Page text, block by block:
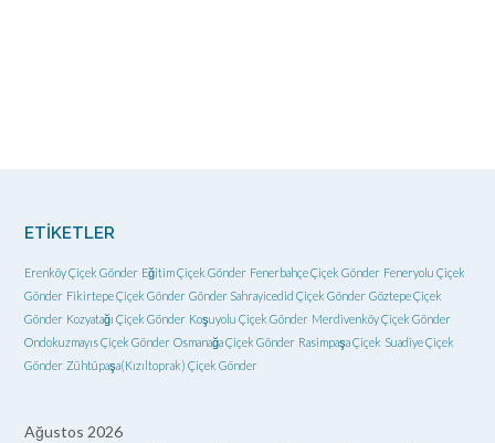
ETIKETLER
Erenköy Çiçek Gönder Eğitim Çiçek Gönder Fenerbahçe Çiçek Gönder Feneryolu Çiçek
Gönder Fikirtepe Çiçek Gönder Gönder Sahrayicedid Çiçek Gönder Göztepe Çiçek
Gönder Kozyatağı Çiçek Gönder Koşuyolu Çiçek Gönder Merdivenköy Çiçek Gönder
Ondokuzmayıs Çiçek Gönder Osmanağa Çiçek Gönder Rasimpaşa Çiçek Suadiye Çiçek
Gönder Zühtüpaşa(Kızıltoprak) Çiçek Gönder
Ağustos 2026